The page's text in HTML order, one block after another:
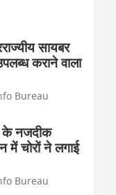
सायबर
कराने वाला
Bureau
नजदीक
में चोरों ने लगाई
Bureau